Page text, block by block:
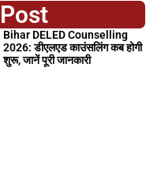
Bihar DELED Counselling
2026: डीएलएड काउंसलिंग कब होगी
शुरू, जानें पूरी जानकारी